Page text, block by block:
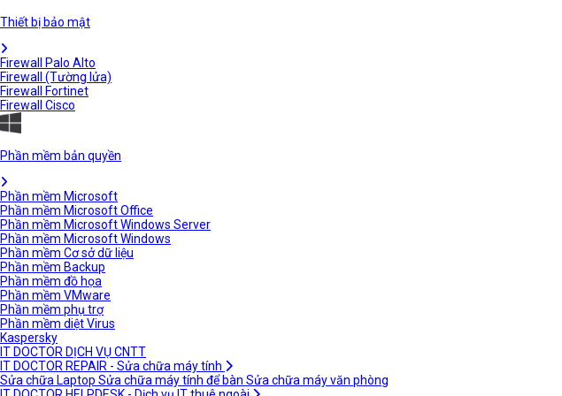
Thiết bị bảo mật
Firewall Palo Alto
Firewall (Tường lửa)
Firewall Fortinet
Firewall Cisco
Phần mềm bản quyền
Phần mềm Microsoft
Phần mềm Microsoft Office
Phần mềm Microsoft Windows Server
Phần mềm Microsoft Windows
Phần mềm Cơ sở dữ liệu
Phần mềm Backup
Phần mềm đồ họa
Phần mềm VMware
Phần mềm phụ trợ
Phần mềm diệt Virus
Kaspersky
IT DOCTOR DỊCH VỤ CNTT
IT DOCTOR REPAIR - Sửa chữa máy tính
Sửa chữa Laptop Sửa chữa máy tính để bàn Sửa chữa máy văn phòng